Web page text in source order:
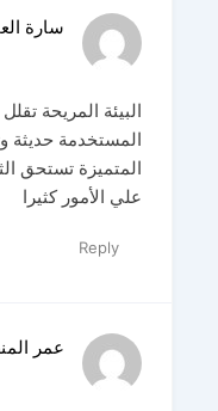
سارة
البيئة المريحة
المستخدمة حديثة
المتميزة تستحق
علي الأمور كثيرا
Reply
عمر